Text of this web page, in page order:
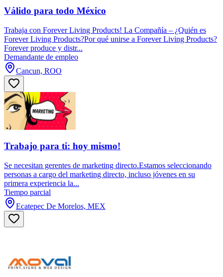
Válido para todo México
Trabaja con Forever Living Products! La Compañía – ¿Quién es
Forever Living Products?Por qué unirse a Forever Living Products?
Forever produce y distr...
Demandante de empleo
Cancun, ROO
Trabajo para ti: hoy mismo!
Se necesitan gerentes de marketing directo.Estamos seleccionando
personas a cargo del marketing directo, incluso jóvenes en su
primera experiencia la...
Tiempo parcial
Ecatepec De Morelos, MEX